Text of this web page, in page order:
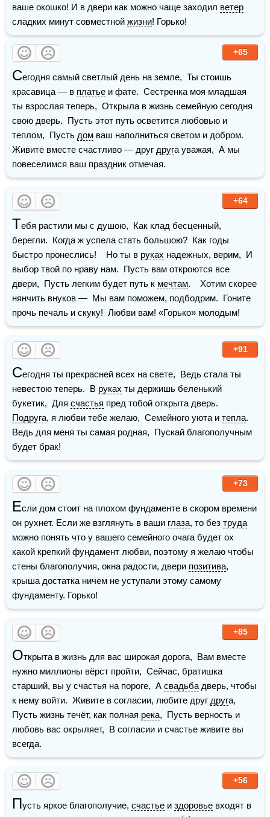
ваше окошко! И в двери как можно чаще заходил ветер
сладких минут совместной жизни! Горько!
+65
Сегодня самый светлый день на земле,  Ты стоишь
красавица — в платье и фате.  Сестренка моя младшая
ты взрослая теперь,  Открыла в жизнь семейную сегодня
свою дверь.  Пусть этот путь осветится любовью и
теплом,  Пусть дом ваш наполниться светом и добром.
Живите вместе счастливо — друг друга уважая,  А мы
повеселимся ваш праздник отмечая.
+64
Тебя растили мы с душою,  Как клад бесценный,
берегли.  Когда ж успела стать большою?  Как годы
быстро пронеслись!    Но ты в руках надежных, верим,  И
выбор твой по нраву нам.  Пусть вам откроются все
двери,  Пусть легким будет путь к мечтам.    Хотим скорее
нянчить внуков —  Мы вам поможем, подбодрим.  Гоните
прочь печаль и скуку!  Любви вам! «Горько» молодым!
+91
Сегодня ты прекрасней всех на свете,  Ведь стала ты
невестою теперь.  В руках ты держишь беленький
букетик,  Для счастья
Подруга, я любви тебе желаю,  Семейного уюта и тепла.
Ведь для меня ты самая родная,  Пускай благополучным
будет брак!
+73
Если дом стоит на плохом фундаменте в скором времени
он рухнет. Если же взглянуть в ваши глаза, то без труда
можно понять что у вашего семейного очага будет ох
какой крепкий фундамент любви, поэтому я желаю чтобы
стены благополучия, окна радости, двери позитива,
крыша достатка ничем не уступали этому самому
фундаменту. Горько!
+85
Открыта в жизнь для вас широкая дорога,  Вам вместе
нужно миллионы вёрст пройти,  Сейчас, братишка
старший, вы у счастья на пороге,  А свадьба дверь, чтобы
к нему войти.  Живите в согласии, любите друг друга,
Пусть жизнь течёт, как полная река,  Пусть верность и
любовь вас окрыляет,  В согласии и счастье живите вы
всегда.
+56
Пусть яркое благополучие, счастье и здоровье входят в